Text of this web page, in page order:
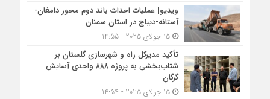
ویدیو| عملیات احداث باند دوم محور دامغان-
آستانه-دیباج در استان سمنان
15 جولای 2025 - 14:55
تأکید مدیرکل راه و شهرسازی گلستان بر
شتاب‌بخشی به پروژه ۸۸۸ واحدی آسایش
گرگان
15 جولای 2025 - 14:54